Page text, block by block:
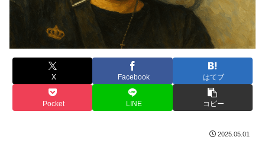
X Facebook はてブ
Pocket LINE コピー
2025.05.01